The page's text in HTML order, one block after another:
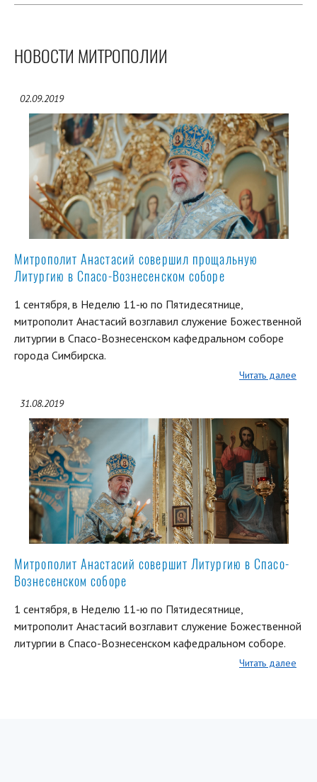
НОВОСТИ МИТРОПОЛИИ
02.09.2019
Митрополит Анастасий совершил прощальную
Литургию в Спасо-Вознесенском соборе
1 сентября, в Неделю 11-ю по Пятидесятнице,
митрополит Анастасий возглавил служение Божественной
литургии в Спасо-Вознесенском кафедральном соборе
города Симбирска.
Читать далее
31.08.2019
Митрополит Анастасий совершит Литургию в Спасо-
Вознесенском соборе
1 сентября, в Неделю 11-ю по Пятидесятнице,
митрополит Анастасий возглавит служение Божественной
литургии в Спасо-Вознесенском кафедральном соборе.
Читать далее